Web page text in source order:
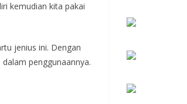
kemudian kita pakai
jenius ini. Dengan
penggunaannya.